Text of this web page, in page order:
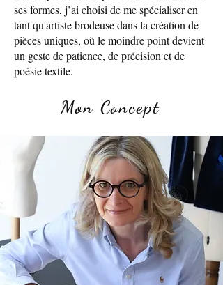
ses formes, j’ai choisi de me spécialiser en
tant qu'artiste brodeuse dans la création de
pièces uniques, où le moindre point devient
un geste de patience, de précision et de
poésie textile.
Mon Concept